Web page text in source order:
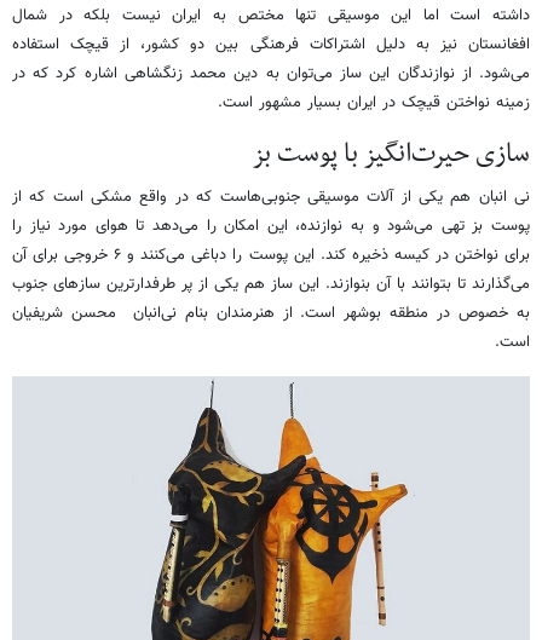
داشته است اما این موسیقی تنها مختص به ایران نیست بلکه در شمال
افغانستان نیز به دلیل اشتراکات فرهنگی بین دو کشور، از قیچک استفاده
می‌شود. از نوازندگان این ساز می‌توان به دین محمد زنگشاهی اشاره کرد که در
زمینه نواختن قیچک در ایران بسیار مشهور است.
سازی حیرت‌انگیز با پوست بز
نی انبان هم یکی از آلات موسیقی جنوبی‌هاست که در واقع مشکی است که از
پوست بز تهی می‌شود و به نوازنده، این امکان را می‌دهد تا هوای مورد نیاز را
برای نواختن در کیسه ذخیره کند. این پوست را دباغی می‌کنند و ۶ خروجی برای آن
می‌گذارند تا بتوانند با آن بنوازند. این ساز هم یکی از پر طرفدارترین سازهای جنوب
به خصوص در منطقه بوشهر است. از هنرمندان بنام نی‌انبان محسن شریفیان
است.